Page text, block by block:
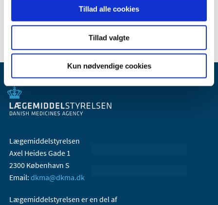
Tillad alle cookies
Tillad valgte
Kun nødvendige cookies
2005 (2)
Lægemiddelstyrelsen
Axel Heides Gade 1
2300 København S
Email: dkma@dkma.dk
Lægemiddelstyrelsen er en del af